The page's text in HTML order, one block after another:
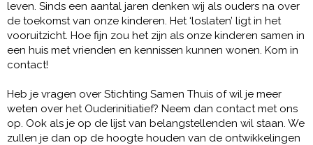
leven. Sinds een aantal jaren denken wij als ouders na over
de toekomst van onze kinderen. Het ‘loslaten’ ligt in het
vooruitzicht. Hoe fijn zou het zijn als onze kinderen samen in
een huis met vrienden en kennissen kunnen wonen. Kom in
contact!
Heb je vragen over Stichting Samen Thuis of wil je meer
weten over het Ouderinitiatief? Neem dan contact met ons
op. Ook als je op de lijst van belangstellenden wil staan. We
zullen je dan op de hoogte houden van de ontwikkelingen